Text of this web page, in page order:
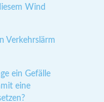
Wind
Verkehrslärm
ein Gefälle
eine